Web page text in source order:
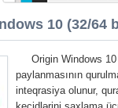
10 (32/64
Origin Windows
paylanmasının
inteqrasiya olunur,